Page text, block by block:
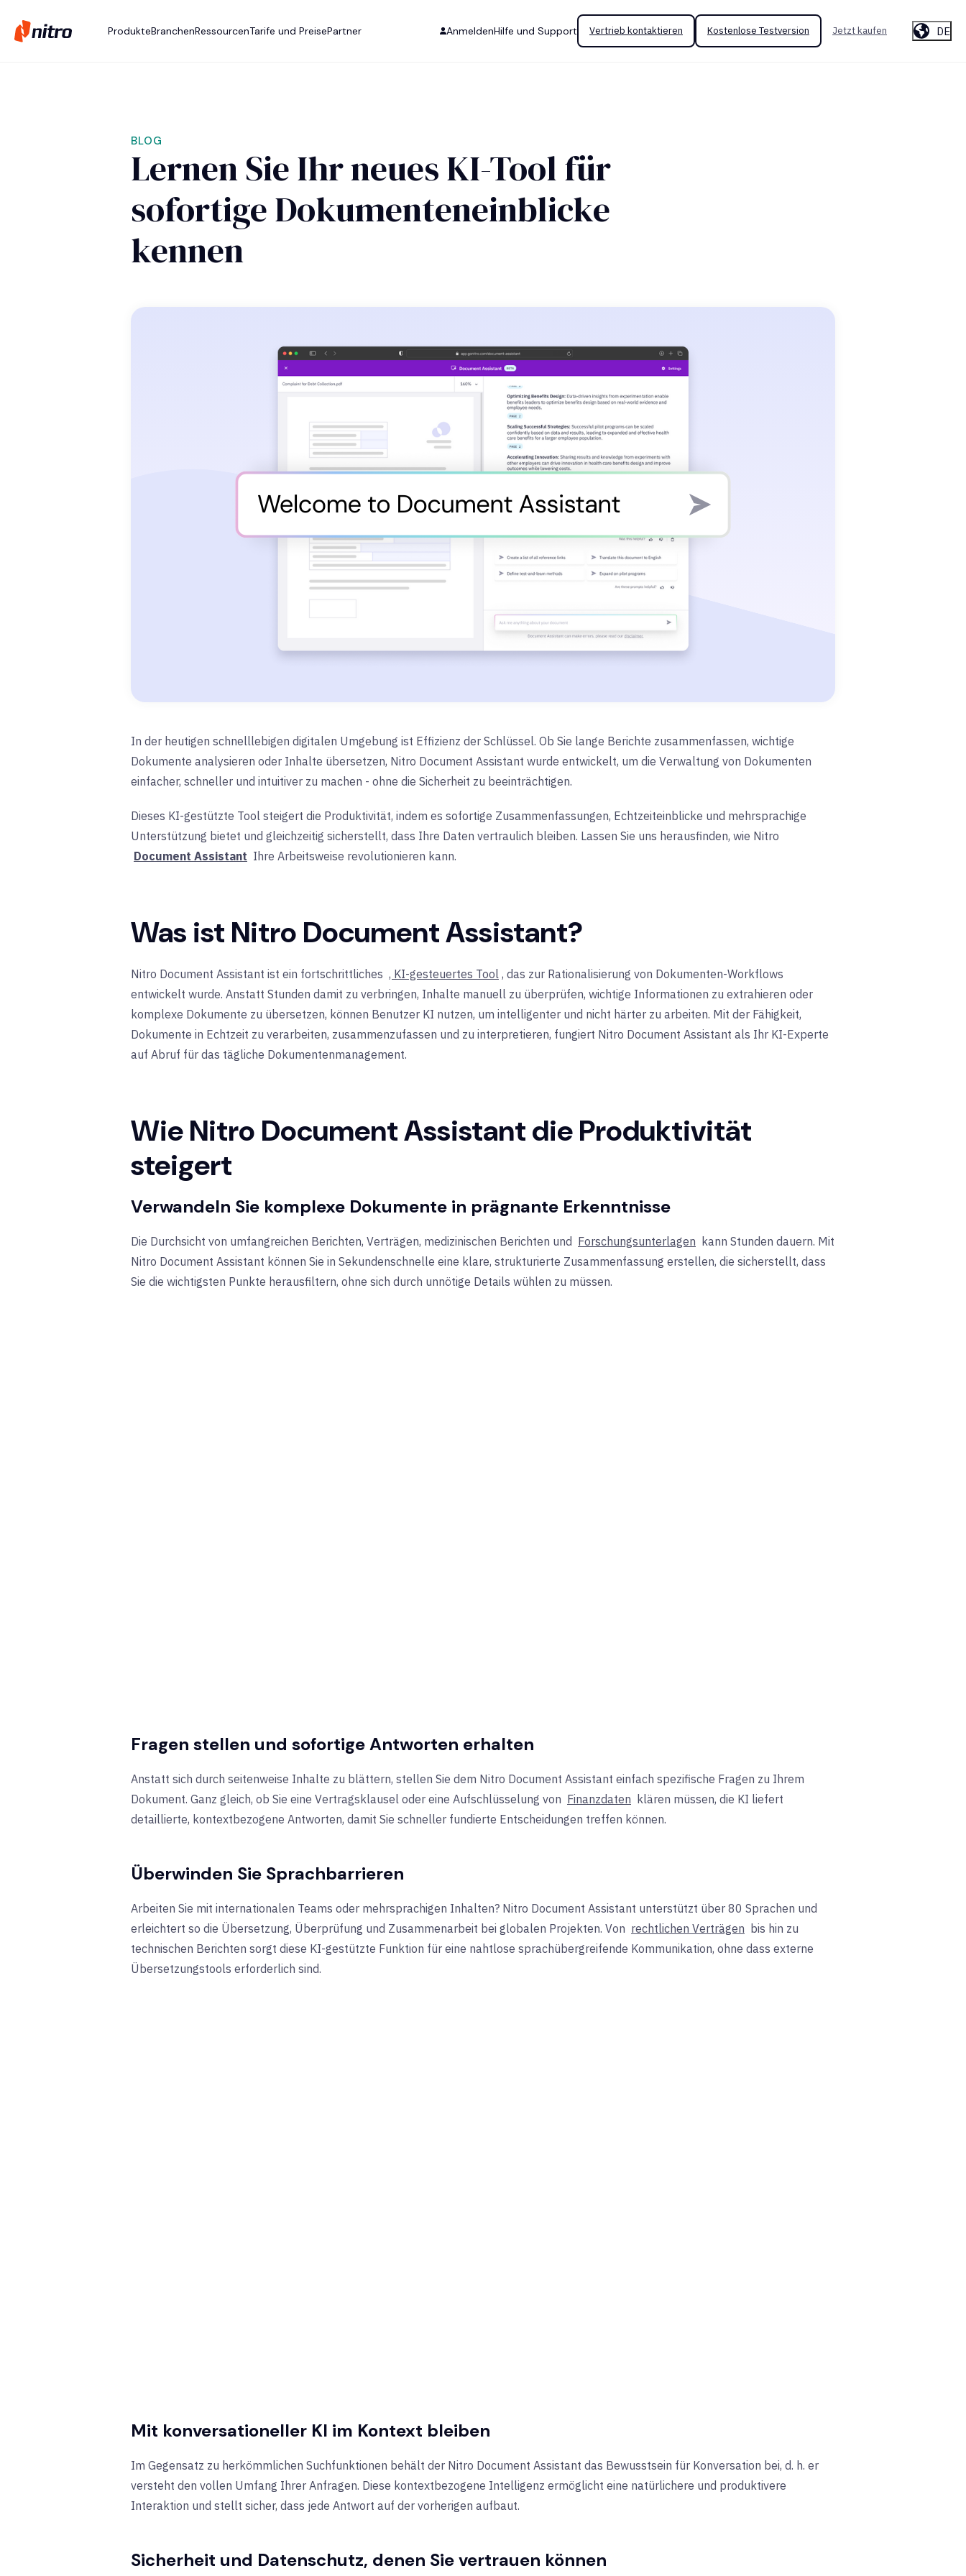
ProdukteBranchenRessourcenTarife und PreisePartner AnmeldenHilfe und Support Vertrieb kontaktieren Kostenlose Testversion Jetzt kaufen DE
BLOG
Lernen Sie Ihr neues KI-Tool für
sofortige Dokumenteneinblicke
kennen
In der heutigen schnelllebigen digitalen Umgebung ist Effizienz der Schlüssel. Ob Sie lange Berichte zusammenfassen, wichtige
Dokumente analysieren oder Inhalte übersetzen, Nitro Document Assistant wurde entwickelt, um die Verwaltung von Dokumenten
einfacher, schneller und intuitiver zu machen - ohne die Sicherheit zu beeinträchtigen.
Dieses KI-gestützte Tool steigert die Produktivität, indem es sofortige Zusammenfassungen, Echtzeiteinblicke und mehrsprachige
Unterstützung bietet und gleichzeitig sicherstellt, dass Ihre Daten vertraulich bleiben. Lassen Sie uns herausfinden, wie Nitro
Document Assistant Ihre Arbeitsweise revolutionieren kann.
Was ist Nitro Document Assistant?
Nitro Document Assistant ist ein fortschrittliches , KI-gesteuertes Tool , das zur Rationalisierung von Dokumenten-Workflows
entwickelt wurde. Anstatt Stunden damit zu verbringen, Inhalte manuell zu überprüfen, wichtige Informationen zu extrahieren oder
komplexe Dokumente zu übersetzen, können Benutzer KI nutzen, um intelligenter und nicht härter zu arbeiten. Mit der Fähigkeit,
Dokumente in Echtzeit zu verarbeiten, zusammenzufassen und zu interpretieren, fungiert Nitro Document Assistant als Ihr KI-Experte
auf Abruf für das tägliche Dokumentenmanagement.
Wie Nitro Document Assistant die Produktivität
steigert
Verwandeln Sie komplexe Dokumente in prägnante Erkenntnisse
Die Durchsicht von umfangreichen Berichten, Verträgen, medizinischen Berichten und Forschungsunterlagen kann Stunden dauern. Mit
Nitro Document Assistant können Sie in Sekundenschnelle eine klare, strukturierte Zusammenfassung erstellen, die sicherstellt, dass
Sie die wichtigsten Punkte herausfiltern, ohne sich durch unnötige Details wühlen zu müssen.
Fragen stellen und sofortige Antworten erhalten
Anstatt sich durch seitenweise Inhalte zu blättern, stellen Sie dem Nitro Document Assistant einfach spezifische Fragen zu Ihrem
Dokument. Ganz gleich, ob Sie eine Vertragsklausel oder eine Aufschlüsselung von Finanzdaten klären müssen, die KI liefert
detaillierte, kontextbezogene Antworten, damit Sie schneller fundierte Entscheidungen treffen können.
Überwinden Sie Sprachbarrieren
Arbeiten Sie mit internationalen Teams oder mehrsprachigen Inhalten? Nitro Document Assistant unterstützt über 80 Sprachen und
erleichtert so die Übersetzung, Überprüfung und Zusammenarbeit bei globalen Projekten. Von rechtlichen Verträgen bis hin zu
technischen Berichten sorgt diese KI-gestützte Funktion für eine nahtlose sprachübergreifende Kommunikation, ohne dass externe
Übersetzungstools erforderlich sind.
Mit konversationeller KI im Kontext bleiben
Im Gegensatz zu herkömmlichen Suchfunktionen behält der Nitro Document Assistant das Bewusstsein für Konversation bei, d. h. er
versteht den vollen Umfang Ihrer Anfragen. Diese kontextbezogene Intelligenz ermöglicht eine natürlichere und produktivere
Interaktion und stellt sicher, dass jede Antwort auf der vorherigen aufbaut.
Sicherheit und Datenschutz, denen Sie vertrauen können